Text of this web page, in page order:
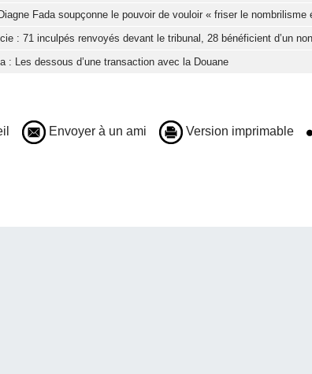
Fada soupçonne le pouvoir de vouloir « friser le nombrilisme
: 71 inculpés renvoyés devant le tribunal, 28 bénéficient d’un
: Les dessous d’une transaction avec la Douane
Envoyer à un ami Version imprimable